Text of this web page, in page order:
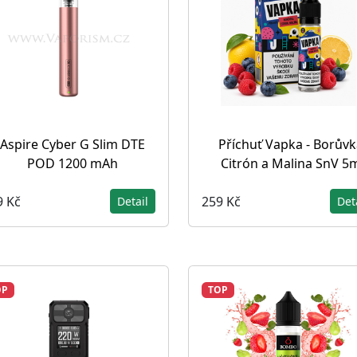
Aspire Cyber G Slim DTE
POD 1200 mAh
Kč Detail
Příchuť Vapka -
Citrón a Malina SnV
259 Kč
TOP